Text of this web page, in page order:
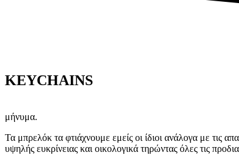
KEYCHAINS
μήνυμα.
Τα μπρελόκ τα φτιάχνουμε εμείς οι ίδιοι ανάλογα με τις
υψηλής ευκρίνειας και οικολογικά τηρώντας όλες τις